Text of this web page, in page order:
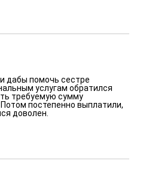
дабы помочь сестре
услугам обратился
требуемую сумму
постепенно выплатили,
доволен.